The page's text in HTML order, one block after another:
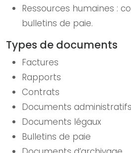
Ressources humaines :
bulletins de paie.
Types de documents
Factures
Rapports
Contrats
Documents administratifs
Documents légaux
Bulletins de paie